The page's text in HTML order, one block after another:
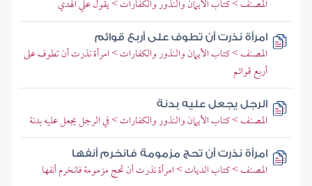
المصنف > كتاب الأيمان والنذور والكفارات > يقول علي الهدي
امرأة نذرت أن تطوف على أربع قوائم
المصنف > كتاب الأيمان والنذور والكفارات > امرأة نذرت أن تطوف على
أربع قوائم
الرجل يجعل عليه بدنة
المصنف > كتاب الأيمان والنذور والكفارات > في الرجل يجعل عليه بدنة
امرأة نذرت أن تحج مزمومة فانخرم أنفها
المصنف > كتاب الديات > امرأة نذرت أن تحج مزمومة فانخرم أنفها